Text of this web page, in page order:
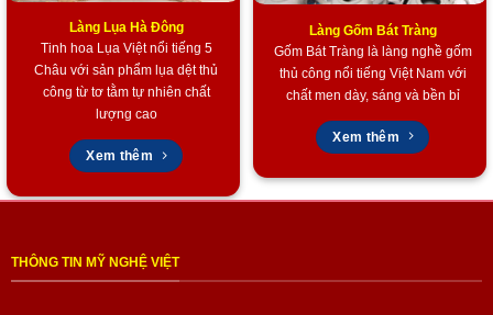
Làng Lụa Hà Đông
Tinh hoa Lụa Việt nổi tiếng 5
Châu với sản phẩm lụa dệt thủ
công từ tơ tằm tự nhiên chất
lượng cao
Xem thêm
Làng Gốm Bát Tràng
Gốm Bát Tràng là làng nghề gốm
thủ công nổi tiếng Việt Nam với
chất men dày, sáng và bền bỉ
Xem thêm
THÔNG TIN MỸ NGHỆ VIỆT